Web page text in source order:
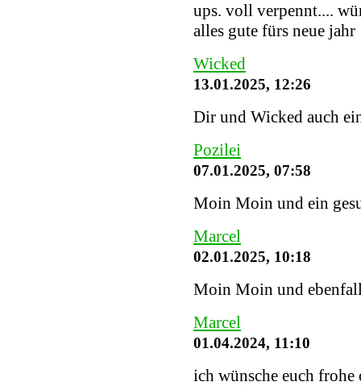
ups. voll verpennt....
alles gute fürs neue jahr
Wicked
13.01.2025, 12:26
Dir und Wicked auch
Pozilei
07.01.2025, 07:58
Moin Moin und ein
Marcel
02.01.2025, 10:18
Moin Moin und
Marcel
01.04.2024, 11:10
ich wünsche euch frohe